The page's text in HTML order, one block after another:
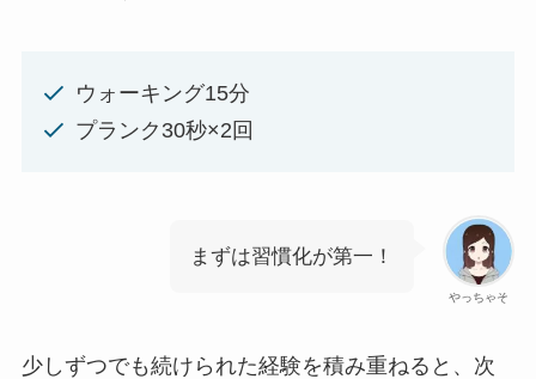
ウォーキング15分
プランク30秒×2回
やっちゃそ
まずは習慣化が第一！
少しずつでも続けられた経験を積み重ねると、次